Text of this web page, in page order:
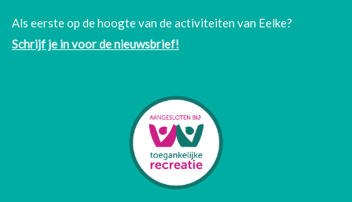
Als eerste op de hoogte van de activiteiten van Eelke?
Schrijf je in voor de nieuwsbrief!